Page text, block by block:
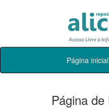
Skip
Página inicial
Página